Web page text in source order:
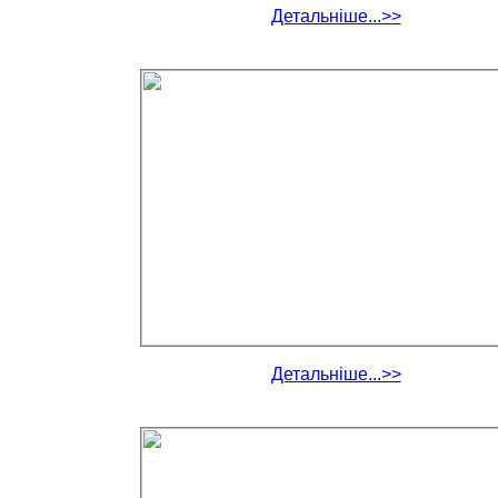
Детальніше...>>
Детальніше...>>